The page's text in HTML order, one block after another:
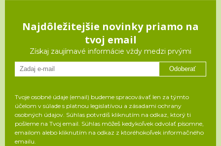
Najdôležitejšie novinky priamo na
tvoj email
Získaj zaujímavé informácie vždy medzi prvými
Odoberať
Tvoje osobné údaje (email) budeme spracovávať len za týmto
účelom v súlade s platnou legislatívou a zásadami ochrany
osobných údajov. Súhlas potvrdíš kliknutím na odkaz, ktorý ti
pošleme na Tvoj email. Súhlas môžeš kedykoľvek odvolať písomne,
emailom alebo kliknutím na odkaz z ktoréhokoľvek informačného
emailu.